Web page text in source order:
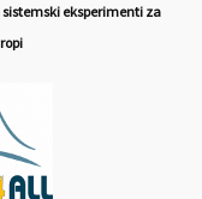
sistemski eksperimenti za